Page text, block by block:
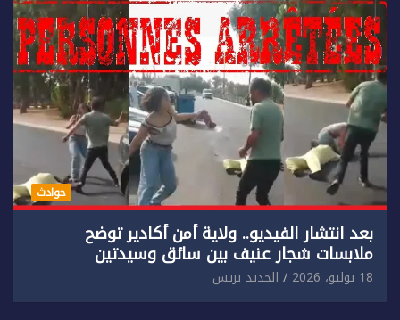
حوادث
بعد انتشار الفيديو.. ولاية أمن أكادير توضح
ملابسات شجار عنيف بين سائق وسيدتين
18 يوليو، 2026 الجديد بريس